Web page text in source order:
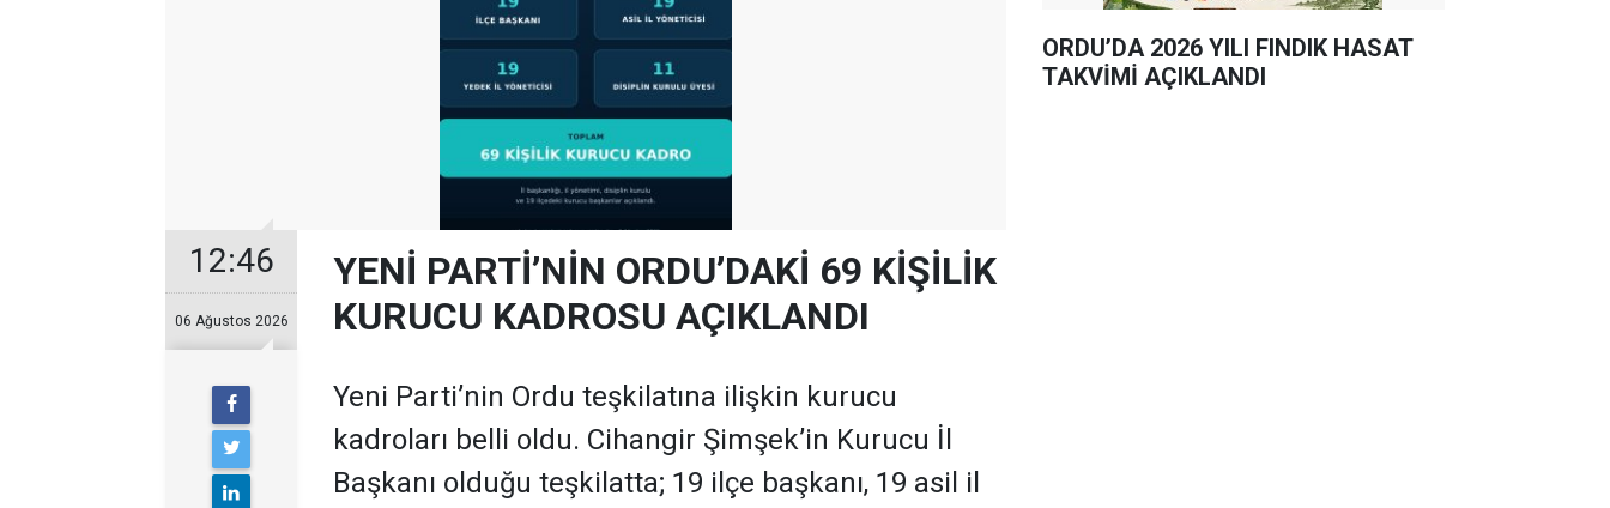
12:46
06 Ağustos 2026
YENİ PARTİ’NİN ORDU’DAKİ 69 KİŞİLİK
KURUCU KADROSU AÇIKLANDI
Yeni Parti’nin Ordu teşkilatına ilişkin kurucu
kadroları belli oldu. Cihangir Şimşek’in Kurucu İl
Başkanı olduğu teşkilatta; 19 ilçe başkanı, 19 asil il
ORDU’DA 2026 YILI FINDIK HASAT
TAKVİMİ AÇIKLANDI